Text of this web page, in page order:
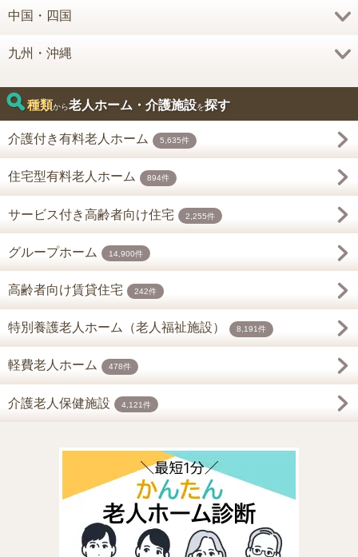
中国・四国
九州・沖縄
種類から老人ホーム・介護施設を探す
介護付き有料老人ホーム 5,635件
住宅型有料老人ホーム 894件
サービス付き高齢者向け住宅 2,255件
グループホーム 14,900件
高齢者向け賃貸住宅 242件
特別養護老人ホーム（老人福祉施設） 8,191件
軽費老人ホーム 478件
介護老人保健施設 4,121件